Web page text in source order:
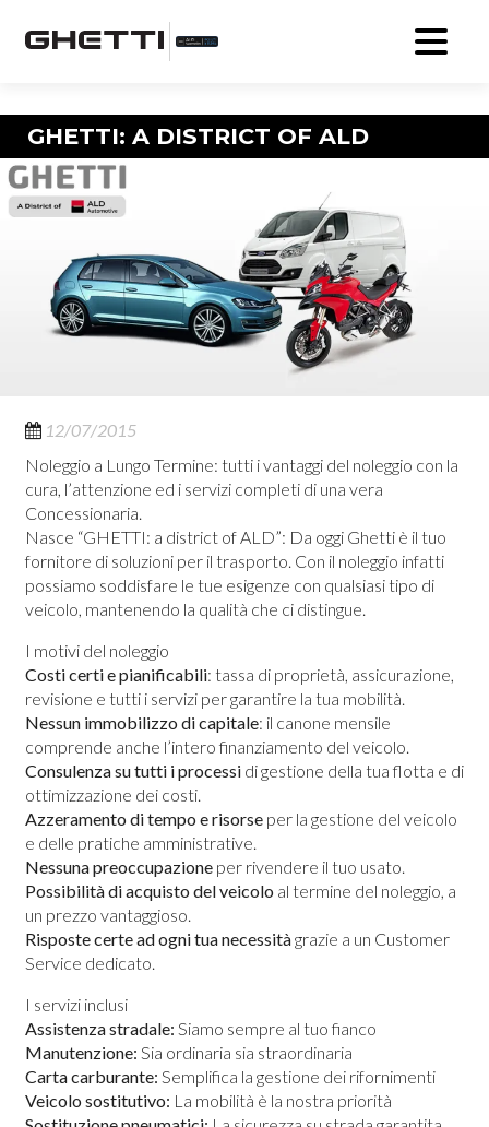
GHETTI: A DISTRICT OF ALD
12/07/2015
Noleggio a Lungo Termine: tutti i vantaggi del noleggio con la
cura, l’attenzione ed i servizi completi di una vera
Concessionaria.
Nasce “GHETTI: a district of ALD”: Da oggi Ghetti è il tuo
fornitore di soluzioni per il trasporto. Con il noleggio infatti
possiamo soddisfare le tue esigenze con qualsiasi tipo di
veicolo, mantenendo la qualità che ci distingue.
I motivi del noleggio
Costi certi e pianificabili: tassa di proprietà, assicurazione,
revisione e tutti i servizi per garantire la tua mobilità.
Nessun immobilizzo di capitale: il canone mensile
comprende anche l’intero finanziamento del veicolo.
Consulenza su tutti i processi di gestione della tua flotta e di
ottimizzazione dei costi.
Azzeramento di tempo e risorse per la gestione del veicolo
e delle pratiche amministrative.
Nessuna preoccupazione per rivendere il tuo usato.
Possibilità di acquisto del veicolo al termine del noleggio, a
un prezzo vantaggioso.
Risposte certe ad ogni tua necessitàgrazie a un Customer
Service dedicato.
I servizi inclusi
Assistenza stradale: Siamo sempre al tuo fianco
Manutenzione: Sia ordinaria sia straordinaria
Carta carburante: Semplifica la gestione dei rifornimenti
Veicolo sostitutivo: La mobilità è la nostra priorità
Navigazione articolo